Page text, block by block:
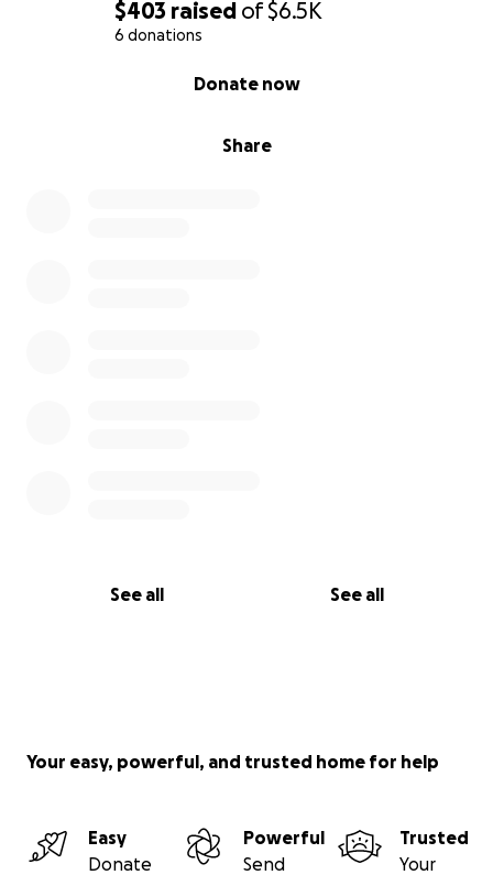
$403 raised of$6.5K
6 donations
Share
Donate now
See all See all
Your easy, powerful, and trusted home for help
Easy
Donate
Powerful
Send
Trusted
Your